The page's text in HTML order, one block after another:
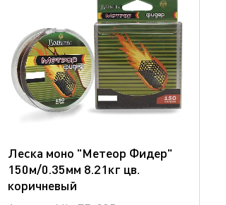
Леска моно "Метеор Фидер"
150м/0.35мм 8.21кг цв.
коричневый